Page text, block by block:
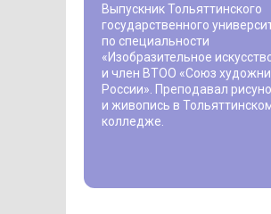
Выпускник Тольяттинского
государственного
по специальности
«Изобразительное
и член ВТОО «Союз
России». Преподавал
и живопись в
колледже.